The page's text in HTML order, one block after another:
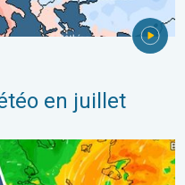
en juillet
Chaleur et vent fort. . .